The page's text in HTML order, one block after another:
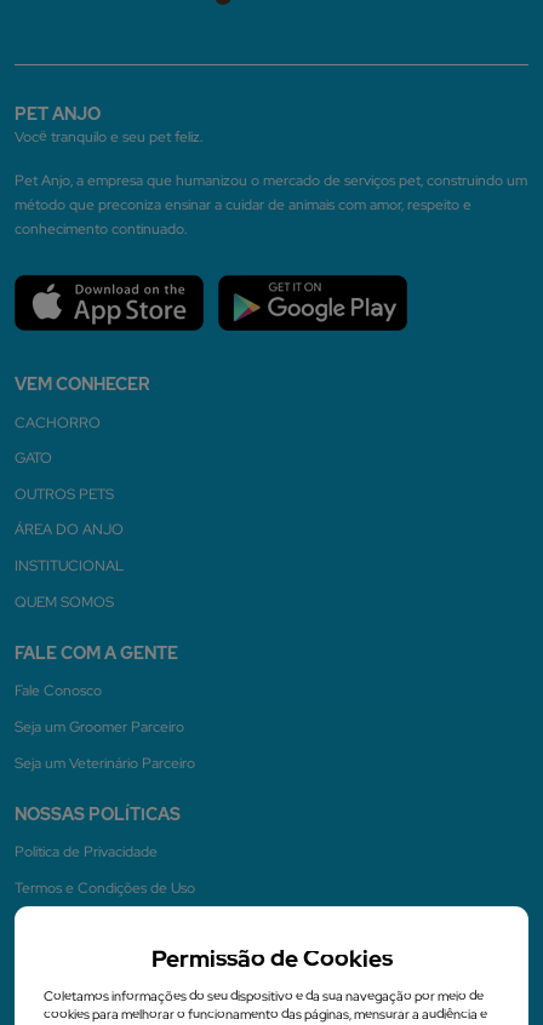
PET ANJO
Você tranquilo e seu pet feliz.
Pet Anjo, a empresa que humanizou o mercado de serviços pet, construindo um
método que preconiza ensinar a cuidar de animais com amor, respeito e
conhecimento continuado.
VEM CONHECER
CACHORRO
GATO
OUTROS PETS
ÁREA DO ANJO
INSTITUCIONAL
QUEM SOMOS
FALE COM A GENTE
Fale Conosco
Seja um Groomer Parceiro
Seja um Veterinário Parceiro
NOSSAS POLÍTICAS
Politica de Privacidade
Termos e Condições de Uso
Permissão de Cookies
Coletamos informações do seu dispositivo e da sua navegação por meio de
cookies para melhorar o funcionamento das páginas, mensurar a audiência e